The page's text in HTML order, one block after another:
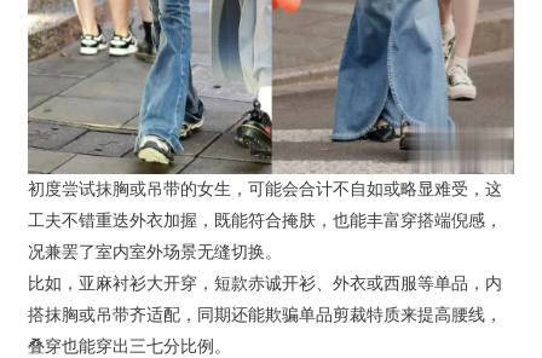
初度尝试抹胸或吊带的女生，可能会合计不自如或略显难受，这
工夫不错重迭外衣加握，既能符合掩肤，也能丰富穿搭端倪感，
况兼罢了室内室外场景无缝切换。
比如，亚麻衬衫大开穿，短款赤诚开衫、外衣或西服等单品，内
搭抹胸或吊带齐适配，同期还能欺骗单品剪裁特质来提高腰线，
叠穿也能穿出三七分比例。